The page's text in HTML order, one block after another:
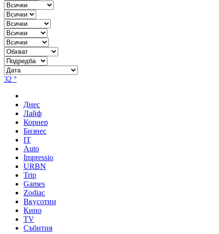
32 °
Днес
Лайф
Корнер
Бизнес
IT
Auto
Impressio
URBN
Trip
Games
Zodiac
Вкусотии
Кино
TV
Събития